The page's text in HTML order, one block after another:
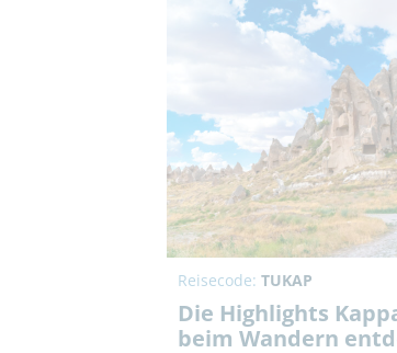
Reisecode: TUKAP
Die Highlights
beim Wandern